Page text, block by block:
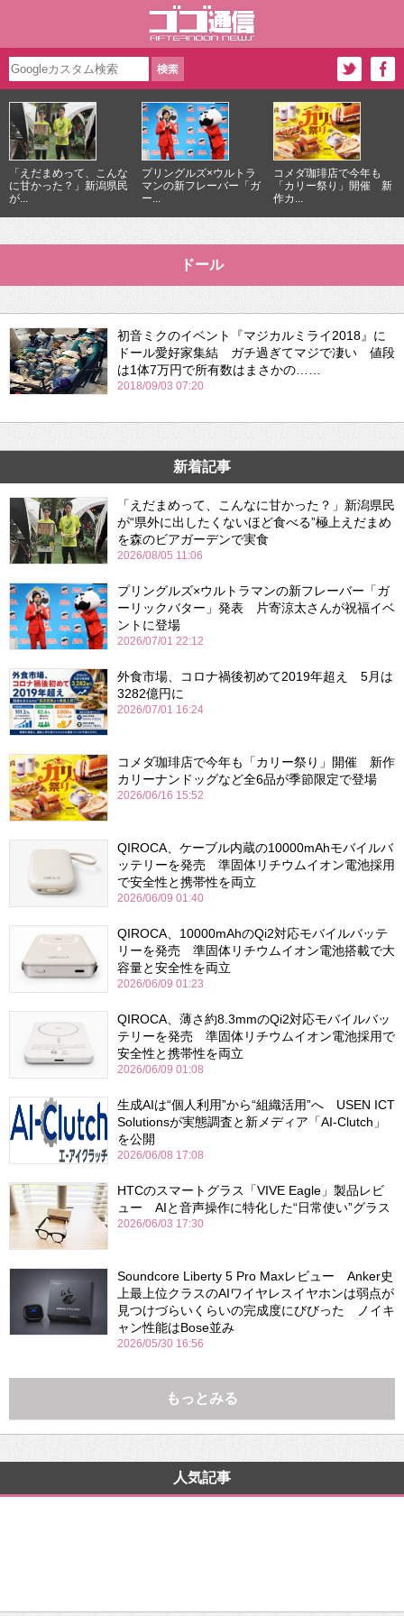
「えだまめって、こんな
に甘かった？」新潟県民
が...
プリングルズ×ウルトラ
マンの新フレーバー「ガ
ー...
コメダ珈琲店で今年も
「カリー祭り」開催 新
作カ...
ドール
初音ミクのイベント『マジカルミライ2018』に
ドール愛好家集結 ガチ過ぎてマジで凄い 値段
は1体7万円で所有数はまさかの……
2018/09/03 07:20
新着記事
「えだまめって、こんなに甘かった？」新潟県民
が“県外に出したくないほど食べる”極上えだまめ
を森のビアガーデンで実食
2026/08/05 11:06
プリングルズ×ウルトラマンの新フレーバー「ガ
ーリックバター」発表 片寄涼太さんが祝福イベ
ントに登場
2026/07/01 22:12
外食市場、コロナ禍後初めて2019年超え 5月は
3282億円に
2026/07/01 16:24
コメダ珈琲店で今年も「カリー祭り」開催 新作
カリーナンドッグなど全6品が季節限定で登場
2026/06/16 15:52
QIROCA、ケーブル内蔵の10000mAhモバイルバ
ッテリーを発売 準固体リチウムイオン電池採用
で安全性と携帯性を両立
2026/06/09 01:40
QIROCA、10000mAhのQi2対応モバイルバッテ
リーを発売 準固体リチウムイオン電池搭載で大
容量と安全性を両立
2026/06/09 01:23
QIROCA、薄さ約8.3mmのQi2対応モバイルバッ
テリーを発売 準固体リチウムイオン電池採用で
安全性と携帯性を両立
2026/06/09 01:08
生成AIは“個人利用”から“組織活用”へ USEN ICT
Solutionsが実態調査と新メディア「AI-Clutch」
を公開
2026/06/08 17:08
HTCのスマートグラス「VIVE Eagle」製品レビ
ュー AIと音声操作に特化した“日常使い”グラス
2026/06/03 17:30
Soundcore Liberty 5 Pro Maxレビュー Anker史
上最上位クラスのAIワイヤレスイヤホンは弱点が
見つけづらいくらいの完成度にびびった ノイキ
ャン性能はBose並み
2026/05/30 16:56
もっとみる
人気記事